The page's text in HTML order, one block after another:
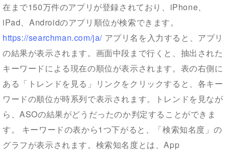
在まで150万件のアプリが登録されており、iPhone、
iPad、Androidのアプリ順位が検索できます。
https://searchman.com/ja/ アプリ名を入力すると、アプリ
の結果が表示されます。画面中段まで行くと、抽出された
キーワードによる現在の順位が表示されます。表の右側に
ある「トレンドを見る」リンクをクリックすると、各キー
ワードの順位が時系列で表示されます。トレンドを見なが
ら、ASOの結果がどうだったのか判定することができま
す。 キーワードの表から1つ下がると、「検索知名度」の
グラフが表示されます。検索知名度とは、App